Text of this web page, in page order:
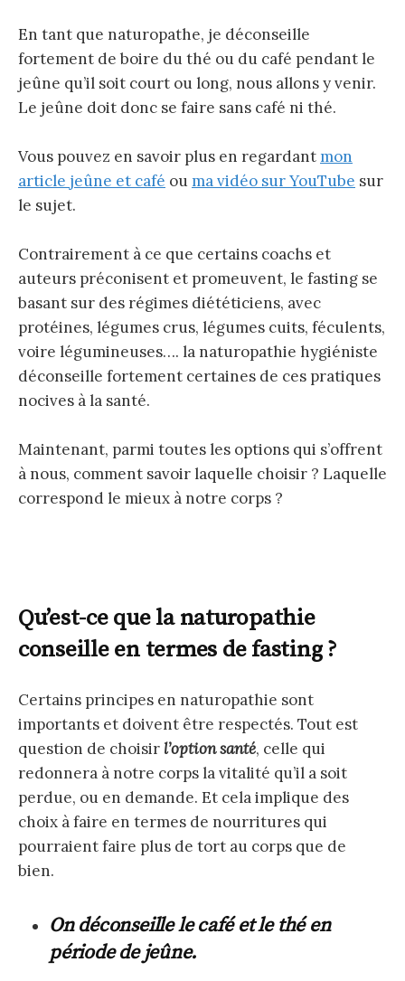
En tant que naturopathe, je déconseille
fortement de boire du thé ou du café pendant le
jeûne qu’il soit court ou long, nous allons y venir.
Le jeûne doit donc se faire sans café ni thé.
Vous pouvez en savoir plus en regardant mon
article jeûne et café ou ma vidéo sur YouTube sur
le sujet.
Contrairement à ce que certains coachs et
auteurs préconisent et promeuvent, le fasting se
basant sur des régimes diététiciens, avec
protéines, légumes crus, légumes cuits, féculents,
voire légumineuses…. la naturopathie hygiéniste
déconseille fortement certaines de ces pratiques
nocives à la santé.
Maintenant, parmi toutes les options qui s’offrent
à nous, comment savoir laquelle choisir ? Laquelle
correspond le mieux à notre corps ?
Qu’est-ce que la naturopathie
conseille en termes de fasting ?
Certains principes en naturopathie sont
importants et doivent être respectés. Tout est
question de choisir l’option santé, celle qui
redonnera à notre corps la vitalité qu’il a soit
perdue, ou en demande. Et cela implique des
choix à faire en termes de nourritures qui
pourraient faire plus de tort au corps que de
bien.
On déconseille le café et le thé en
période de jeûne.